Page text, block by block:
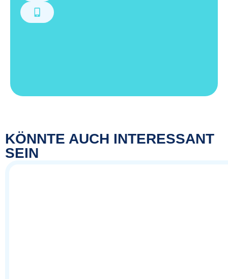
KÖNNTE AUCH INTERESSANT
SEIN